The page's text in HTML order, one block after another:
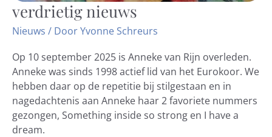
verdrietig nieuws
Nieuws / DoorYvonne Schreurs
Op 10 september 2025 is Anneke van Rijn overleden.
Anneke was sinds 1998 actief lid van het Eurokoor. We
hebben daar op de repetitie bij stilgestaan en in
nagedachtenis aan Anneke haar 2 favoriete nummers
gezongen, Something inside so strong en I have a
dream.
verdrietig
nieuws